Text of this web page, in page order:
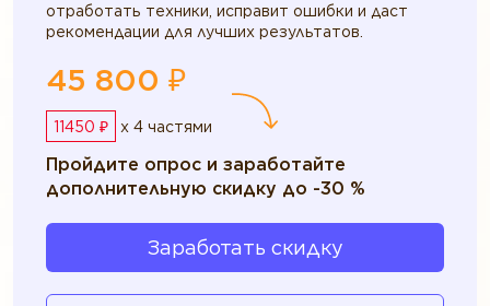
отработать техники, исправит ошибки и даст
рекомендации для лучших результатов.
45 800 ₽
11450 ₽ x 4 частями
Пройдите опрос и заработайте
дополнительную скидку до -30 %
Заработать скидку